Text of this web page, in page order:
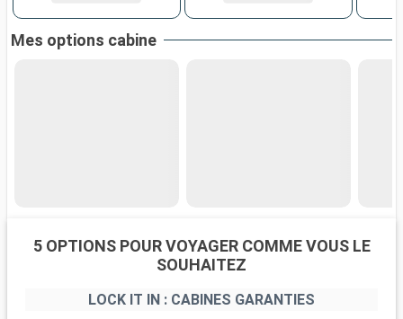
Mes options cabine
5 OPTIONS POUR VOYAGER COMME VOUS LE
SOUHAITEZ
LOCK IT IN : CABINES GARANTIES